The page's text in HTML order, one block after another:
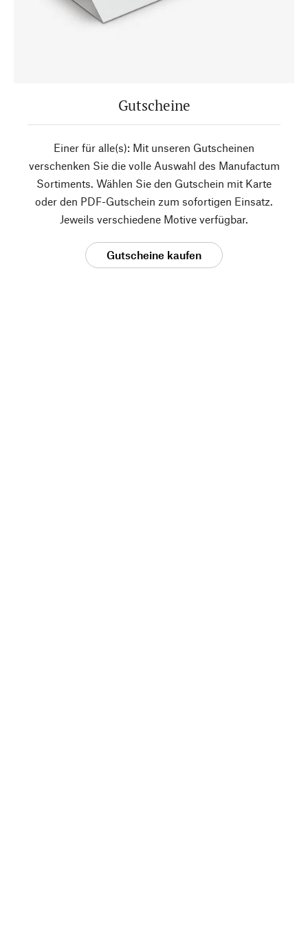
Gutscheine
Einer für alle(s): Mit unseren Gutscheinen
verschenken Sie die volle Auswahl des Manufactum
Sortiments. Wählen Sie den Gutschein mit Karte
oder den PDF-Gutschein zum sofortigen Einsatz.
Jeweils verschiedene Motive verfügbar.
Gutscheine kaufen